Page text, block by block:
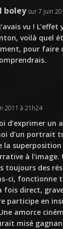
boley sur 7 juin
vu !
voilà quel
pour faire
2011 à 21h24
d’exprimer un
d’un portrait
la
à
toujours des
ci, fonctionne
fois direct,
participe en
amorce
misé